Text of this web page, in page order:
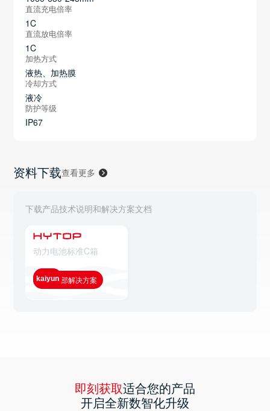
直流充电倍率
1C
直流放电倍率
1C
加热方式
液热、加热膜
冷却方式
液冷
防护等级
IP67
资料下载查看更多
下载产品技术说明和解决方案文档
动力电池标准C箱
查看全部解决方案
kaiyun
即刻获取适合您的产品
开启全新数智化升级